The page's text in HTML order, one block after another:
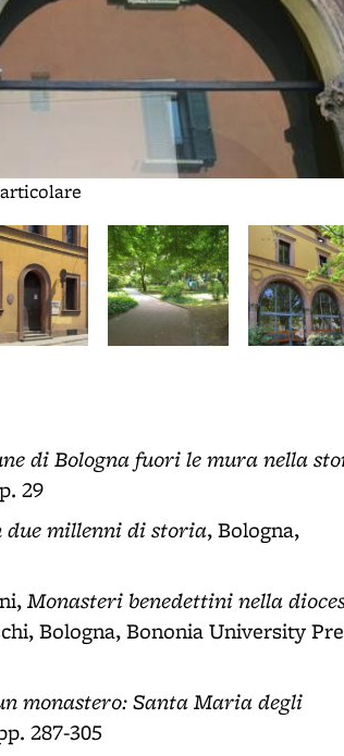
di Bologna fuori le mura nella
29
due millenni di storia, Bologna,
Monasteri benedettini nella
Bologna, Bononia University
monastero: Santa Maria degli
287-305